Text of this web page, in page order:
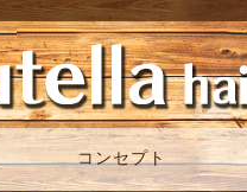
コンセプト